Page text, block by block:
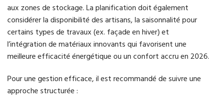
aux zones de stockage. La planification doit également
considérer la disponibilité des artisans, la saisonnalité pour
certains types de travaux (ex. façade en hiver) et
l’intégration de matériaux innovants qui favorisent une
meilleure efficacité énergétique ou un confort accru en 2026.
Pour une gestion efficace, il est recommandé de suivre une
approche structurée :